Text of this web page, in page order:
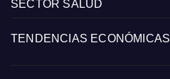
SECTOR SALUD
TENDENCIAS ECONÓMICAS